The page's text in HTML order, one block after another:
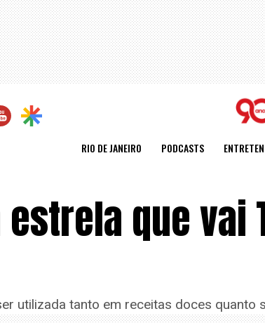
RIO DE JANEIRO PODCASTS
que vai
utilizada tanto em receitas doces quanto